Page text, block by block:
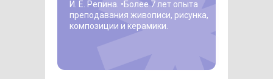
И. Е. Репина. •Более 7 лет опыта
преподавания живописи, рисунка,
композиции и керамики.